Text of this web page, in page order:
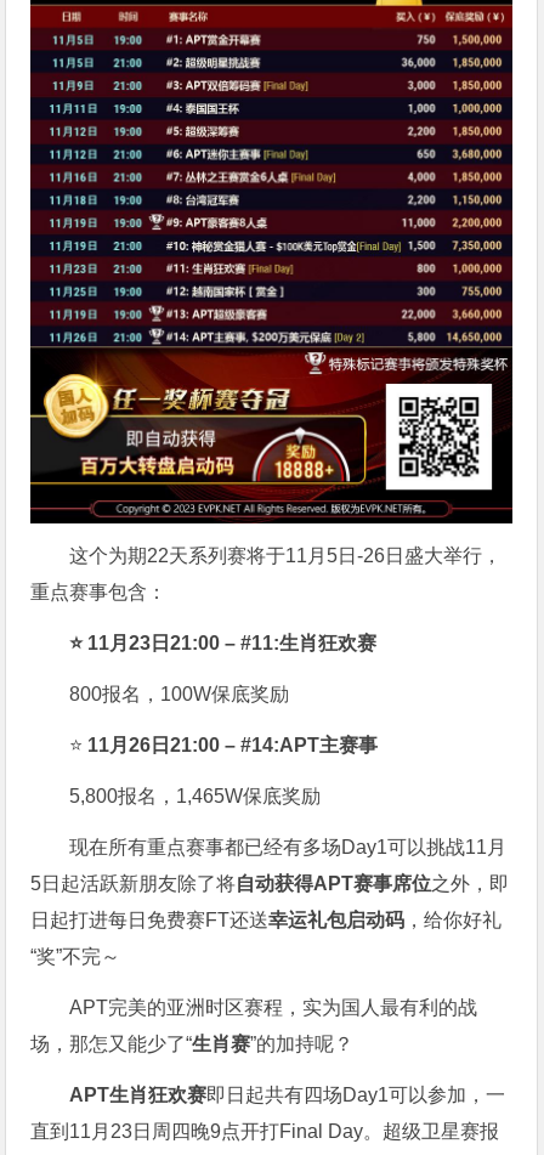
这个为期22天系列赛将于11月5日-26日盛大举行，
重点赛事包含：
⭐ 11月23日21:00 – #11:生肖狂欢赛
800报名，100W保底奖励
⭐ 11月26日21:00 – #14:APT主赛事
5,800报名，1,465W保底奖励
现在所有重点赛事都已经有多场Day1可以挑战11月
5日起活跃新朋友除了将自动获得APT赛事席位之外，即
日起打进每日免费赛FT还送幸运礼包启动码 ，给你好礼
“奖”不完～
APT完美的亚洲时区赛程，实为国人最有利的战
场，那怎又能少了“生肖赛”的加持呢？
APT生肖狂欢赛即日起共有四场Day1可以参加，一
直到11月23日周四晚9点开打Final Day。超级卫星赛报